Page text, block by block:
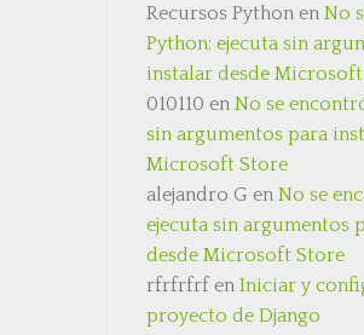
Recursos Python enNo
Python; ejecuta sin
instalar desde
010110 enNo se
sin argumentos para
Microsoft Store
alejandro G enNo se
ejecuta sin argumentos
desde Microsoft Store
rfrfrfrf enIniciar y
proyecto de Django